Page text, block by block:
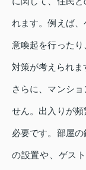
れます。例えば
意喚起を行った
対策が考えられま
さらに、マンシ
せん。出入りが
必要です。部屋
の設置や、ゲス